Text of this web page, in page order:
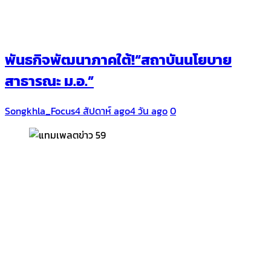
พันธกิจพัฒนาภาคใต้!“สถาบันนโยบาย
สาธารณะ ม.อ.”
Songkhla_Focus4 สัปดาห์ ago4 วัน ago0